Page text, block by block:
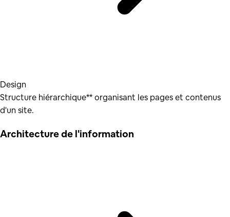
Design
Structure hiérarchique** organisant les pages et contenus
d'un site.
Architecture de l'information